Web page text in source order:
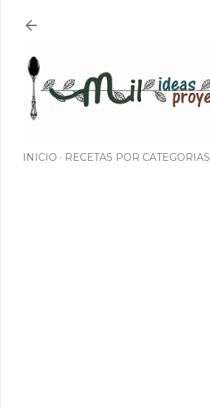
INICIO RECETAS POR CATEGORIAS